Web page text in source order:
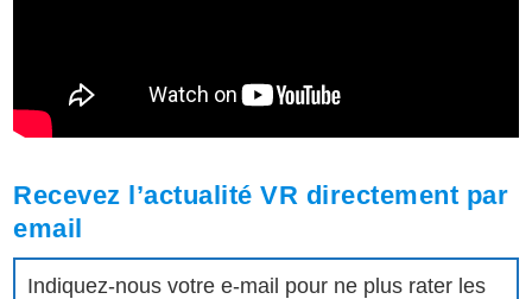
Recevez l’actualité VR directement par
email
Indiquez-nous votre e-mail pour ne plus rater les